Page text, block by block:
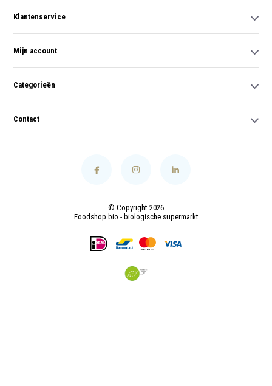
Klantenservice
Mijn account
Categorieën
Contact
© Copyright 2026
Foodshop.bio - biologische supermarkt